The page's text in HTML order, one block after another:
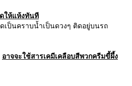
ให้แห้งทันที
เป็นคราบน้ำเป็นดวงๆ ติดอยู่บนรถ
อาจจะใช้สารเคมีเคลือบสีพวกครีมขี้ผึ้ง